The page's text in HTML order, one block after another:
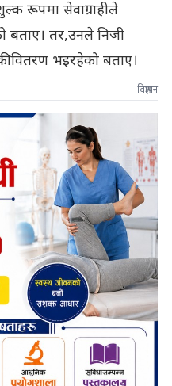
रूपमा सेवाग्राहीले
बताए। तर,उनले निजी
भइरहेको बताए।
विज्ञापन